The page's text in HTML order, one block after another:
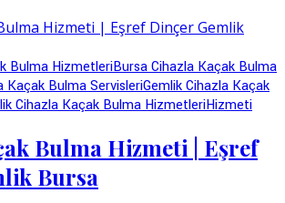
Bulma HizmetleriBursa Cihazla Kaçak Bulma
Kaçak Bulma ServisleriGemlik Cihazla Kaçak
Cihazla Kaçak Bulma HizmetleriHizmeti
Bulma Hizmeti | Eşref
Bursa